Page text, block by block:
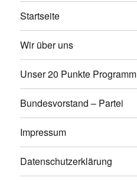
Startseite
Wir über uns
Unser 20 Punkte Programm
Bundesvorstand – Partei
Impressum
Datenschutzerklärung